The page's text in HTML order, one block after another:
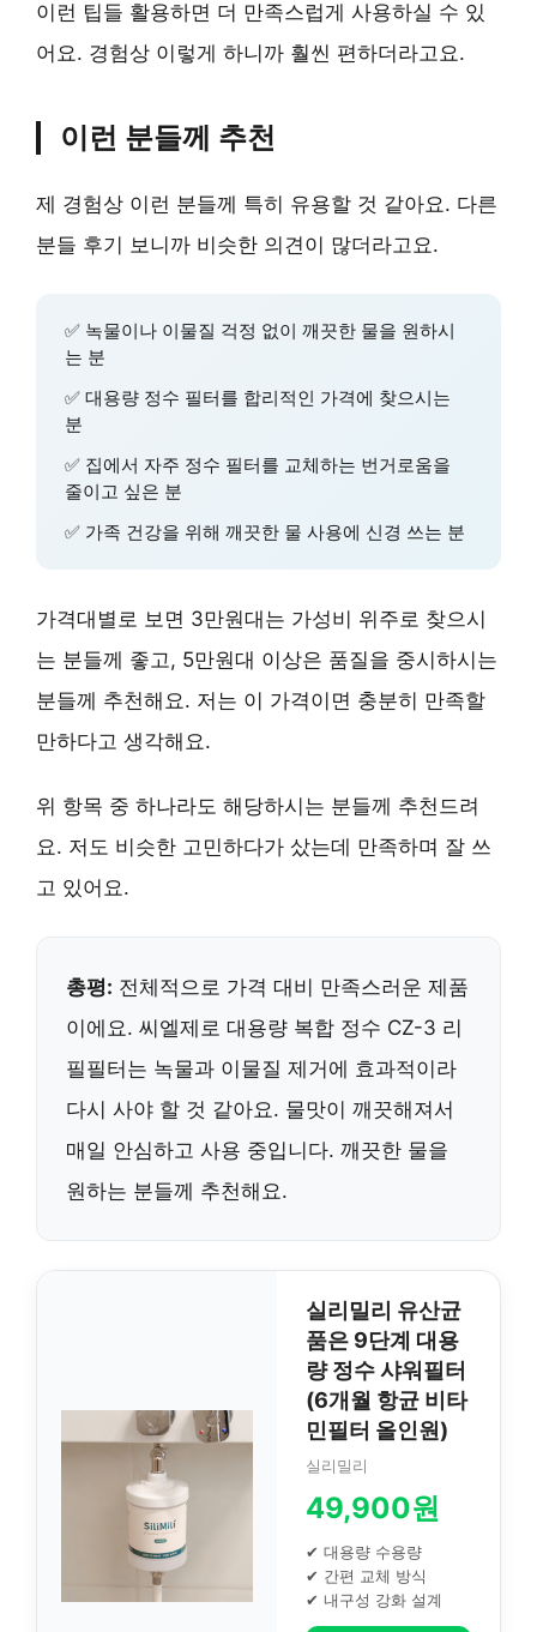
이런 팁들 활용하면 더 만족스럽게 사용하실 수 있
어요. 경험상 이렇게 하니까 훨씬 편하더라고요.
이런 분들께 추천
제 경험상 이런 분들께 특히 유용할 것 같아요. 다른
분들 후기 보니까 비슷한 의견이 많더라고요.
✅ 녹물이나 이물질 걱정 없이 깨끗한 물을 원하시
는 분
✅ 대용량 정수 필터를 합리적인 가격에 찾으시는
분
✅ 집에서 자주 정수 필터를 교체하는 번거로움을
줄이고 싶은 분
✅ 가족 건강을 위해 깨끗한 물 사용에 신경 쓰는 분
가격대별로 보면 3만원대는 가성비 위주로 찾으시
는 분들께 좋고, 5만원대 이상은 품질을 중시하시는
분들께 추천해요. 저는 이 가격이면 충분히 만족할
만하다고 생각해요.
위 항목 중 하나라도 해당하시는 분들께 추천드려
요. 저도 비슷한 고민하다가 샀는데 만족하며 잘 쓰
고 있어요.
총평: 전체적으로 가격 대비 만족스러운 제품
이에요. 씨엘제로 대용량 복합 정수 CZ-3 리
필필터는 녹물과 이물질 제거에 효과적이라
다시 사야 할 것 같아요. 물맛이 깨끗해져서
매일 안심하고 사용 중입니다. 깨끗한 물을
원하는 분들께 추천해요.
실리밀리 유산균
품은 9단계 대용
량 정수 샤워필터
(6개월 항균 비타
민필터 올인원)
실리밀리
49,900원
✔ 대용량 수용량
✔ 간편 교체 방식
✔ 내구성 강화 설계